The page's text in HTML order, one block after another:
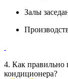
Залы
4. Как правильно
кондиционера?